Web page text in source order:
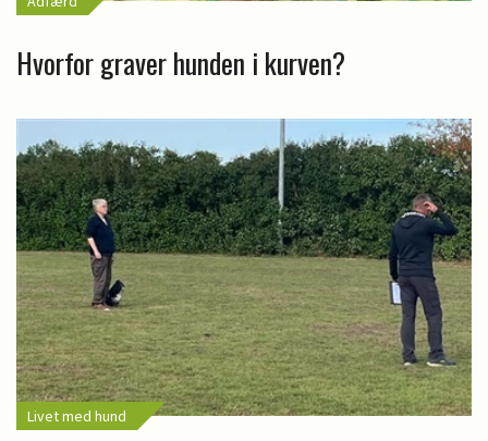
Hvorfor graver hunden i kurven?
Livet med hund